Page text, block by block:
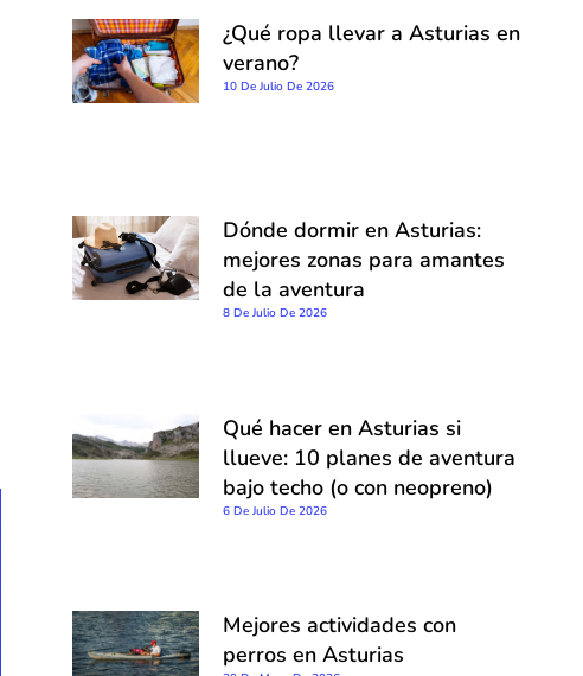
¿Qué ropa llevar a Asturias en
verano?
10 De Julio De 2026
Dónde dormir en Asturias:
mejores zonas para amantes
de la aventura
8 De Julio De 2026
Qué hacer en Asturias si
llueve: 10 planes de aventura
bajo techo (o con neopreno)
6 De Julio De 2026
Mejores actividades con
perros en Asturias